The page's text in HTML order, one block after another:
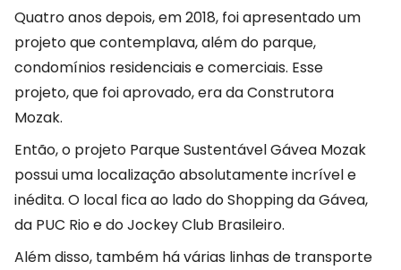
Quatro anos depois, em 2018, foi apresentado um
projeto que contemplava, além do parque,
condomínios residenciais e comerciais. Esse
projeto, que foi aprovado, era da Construtora
Mozak.
Então, o projeto Parque Sustentável Gávea Mozak
possui uma localização absolutamente incrível e
inédita. O local fica ao lado do Shopping da Gávea,
da PUC Rio e do Jockey Club Brasileiro.
Além disso, também há várias linhas de transporte